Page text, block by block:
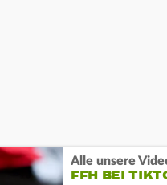
Alle unsere
FFH BEI